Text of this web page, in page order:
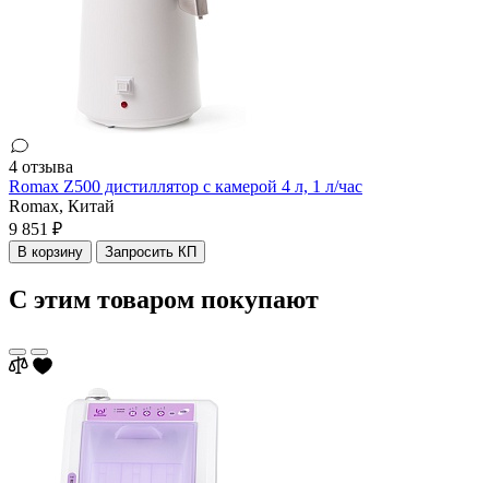
4 отзыва
Romax Z500 дистиллятор с камерой 4 л, 1 л/час
Romax, Китай
9 851 ₽
В корзину Запросить КП
С этим товаром покупают